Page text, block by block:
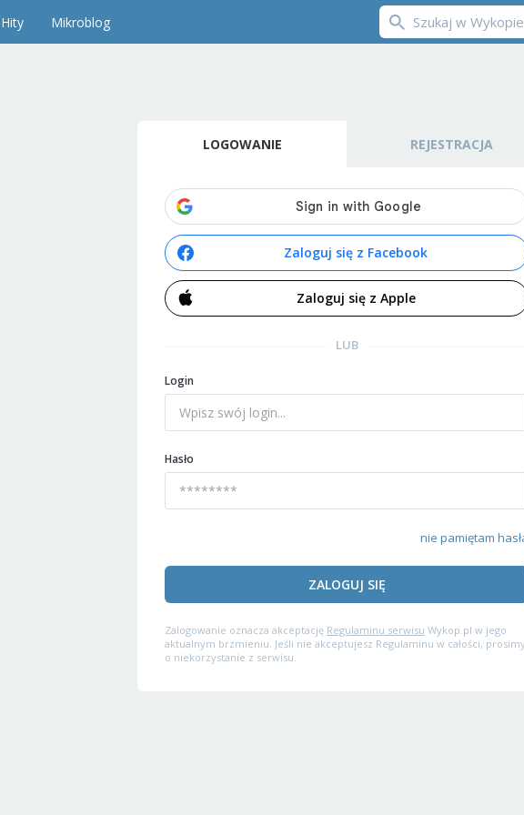
Hity Mikroblog
LOGOWANIE REJESTRACJA
Zaloguj się z Facebook
Zaloguj się z Apple
LUB
Login
Hasło
nie pamiętam
ZALOGUJ SIĘ
Zalogowanie oznacza akceptację Regulaminu serwisu Wykop.pl w jego
aktualnym brzmieniu. Jeśli nie akceptujesz Regulaminu w całości,
o niekorzystanie z serwisu.